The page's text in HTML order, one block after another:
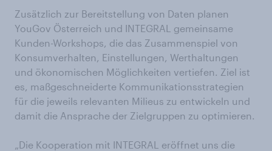
Zusätzlich zur Bereitstellung von Daten planen
YouGov Österreich und INTEGRAL gemeinsame
Kunden-Workshops, die das Zusammenspiel von
Konsumverhalten, Einstellungen, Werthaltungen
und ökonomischen Möglichkeiten vertiefen. Ziel ist
es, maßgeschneiderte Kommunikationsstrategien
für die jeweils relevanten Milieus zu entwickeln und
damit die Ansprache der Zielgruppen zu optimieren.
„Die Kooperation mit INTEGRAL eröffnet uns die